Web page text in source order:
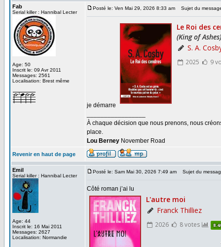
Fab
Serial killer : Hannibal Lecter
Age: 50
Inscrit le: 09 Avr 2011
Messages: 2561
Localisation: Brest même
Posté le: Ven Mai 29, 2026 8:33 am Sujet du
je démarre
À chaque décision que nous prenons, nous
place.
Lou Berney November Road
Revenir en haut de page
Emil
Serial killer : Hannibal Lecter
Age: 44
Inscrit le: 16 Mai 2011
Messages: 2627
Localisation: Normandie
Posté le: Sam Mai 30, 2026 7:49 am Sujet du
Côté roman j’ai lu